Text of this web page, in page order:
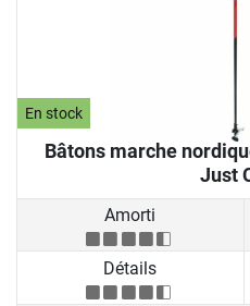
En stock
Bâtons marche
Just
Amorti
Détails